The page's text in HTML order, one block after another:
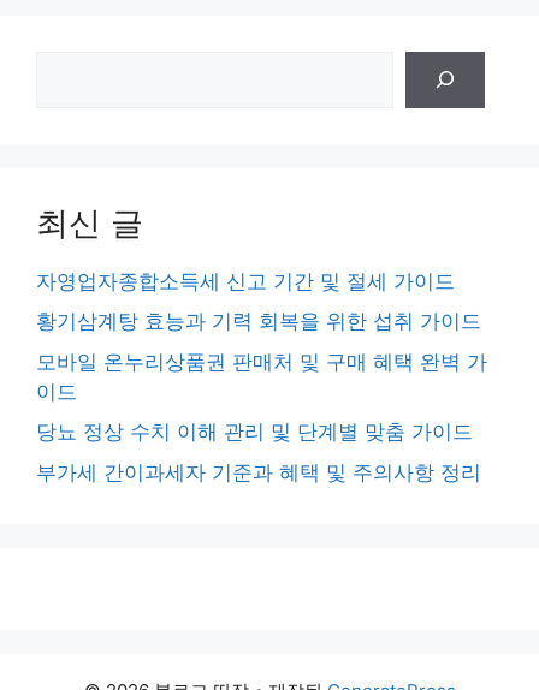
최신 글
자영업자종합소득세 신고 기간 및 절세 가이드
황기삼계탕 효능과 기력 회복을 위한 섭취 가이드
모바일 온누리상품권 판매처 및 구매 혜택 완벽 가
이드
당뇨 정상 수치 이해 관리 및 단계별 맞춤 가이드
부가세 간이과세자 기준과 혜택 및 주의사항 정리